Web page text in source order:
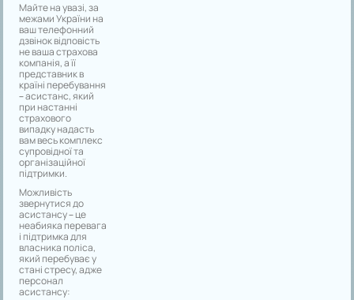
Майте на увазі, за
межами України на
ваш телефонний
дзвінок відповість
не ваша страхова
компанія, а її
представник в
країні перебування
– асистанс, який
при настанні
страхового
випадку надасть
вам весь комплекс
супровідної та
організаційної
підтримки.
Можливість
звернутися до
асистансу – це
неабияка перевага
і підтримка для
власника поліса,
який перебуває у
стані стресу, адже
персонал
асистансу: